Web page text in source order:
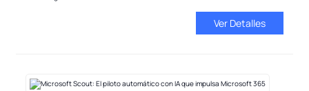
Ver Detalles